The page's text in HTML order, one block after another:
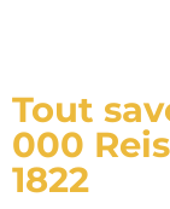
Tout
000
1822